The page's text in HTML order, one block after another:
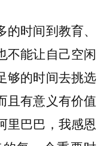
时间到教育、
不能让自己空闲
够的时间去挑选
且有意义有价值
里巴巴，我感恩